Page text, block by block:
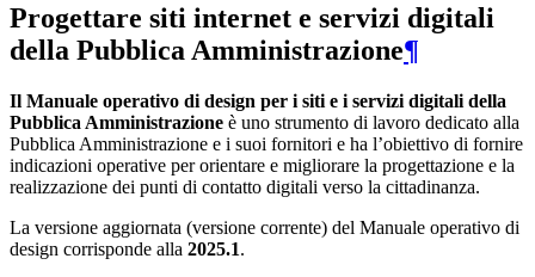
Progettare siti internet e servizi digitali
della Pubblica Amministrazione¶
Il Manuale operativo di design per i siti e i servizi digitali della
Pubblica Amministrazione è uno strumento di lavoro dedicato alla
Pubblica Amministrazione e i suoi fornitori e ha l’obiettivo di fornire
indicazioni operative per orientare e migliorare la progettazione e la
realizzazione dei punti di contatto digitali verso la cittadinanza.
La versione aggiornata (versione corrente) del Manuale operativo di
design corrisponde alla 2025.1.